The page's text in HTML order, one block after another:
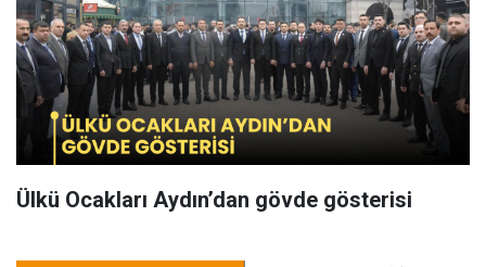
Ülkü Ocakları Aydın’dan gövde gösterisi